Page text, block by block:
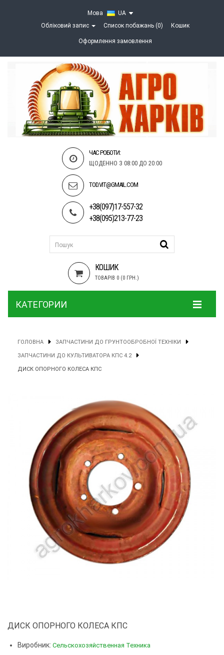
Мова
UA
Обліковий запис
Список побажань (0) Кошик
Оформлення замовлення
ЧАС РОБОТИ:
ЩОДЕННО З 08:00 ДО 20:00
TOD.VIT@GMAIL.COM
+38(097)17-557-32
+38(095)213-77-23
КОШИК
ТОВАРІВ 0 (0 ГРН.)
КАТЕГОРИИ
ГОЛОВНА ЗАПЧАСТИНИ ДО ГРУНТООБРОБНОЇ ТЕХНІКИ
ЗАПЧАСТИНИ ДО КУЛЬТИВАТОРА КПС 4.2
ДИСК ОПОРНОГО КОЛЕСА КПС
ДИСК ОПОРНОГО КОЛЕСА КПС
Виробник: Сельскохозяйственная Техника